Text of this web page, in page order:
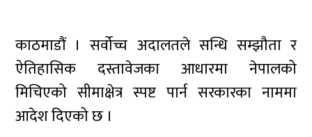
काठमाडौं । सर्वोच्च अदालतले सन्धि सम्झौता र
ऐतिहासिक दस्तावेजका आधारमा नेपालको
मिचिएको सीमाक्षेत्र स्पष्ट पार्न सरकारका नाममा
आदेश दिएको छ ।